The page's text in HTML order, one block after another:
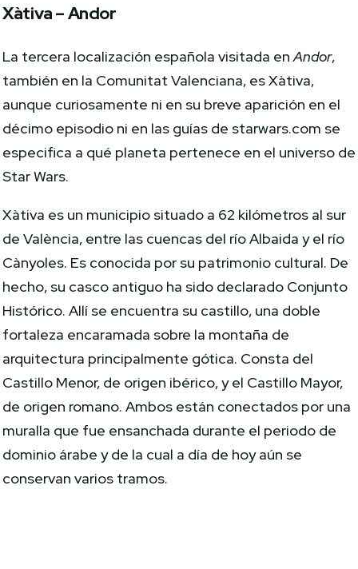
Xàtiva – Andor
La tercera localización española visitada enAndor,
también en la Comunitat Valenciana, es Xàtiva,
aunque curiosamente ni en su breve aparición en el
décimo episodio ni en las guías de starwars.com se
especifica a qué planeta pertenece en el universo de
Star Wars.
Xàtiva es un municipio situado a 62 kilómetros al sur
de València, entre las cuencas del río Albaida y el río
Cànyoles. Es conocida por su patrimonio cultural. De
hecho, su casco antiguo ha sido declarado Conjunto
Histórico. Allí se encuentra su castillo, una doble
fortaleza encaramada sobre la montaña de
arquitectura principalmente gótica. Consta del
Castillo Menor, de origen ibérico, y el Castillo Mayor,
de origen romano. Ambos están conectados por una
muralla que fue ensanchada durante el periodo de
dominio árabe y de la cual a día de hoy aún se
conservan varios tramos.